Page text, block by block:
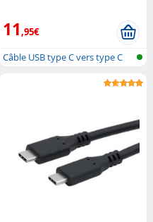
11,95€
Câble USB type C vers type C